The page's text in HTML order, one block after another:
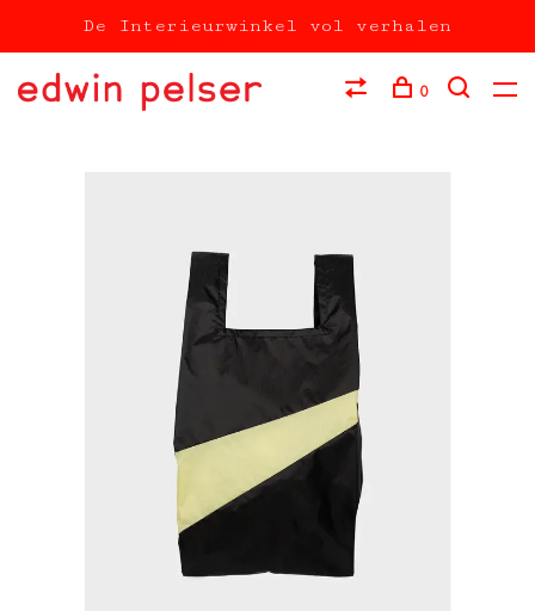
De Interieurwinkel vol verhalen
0